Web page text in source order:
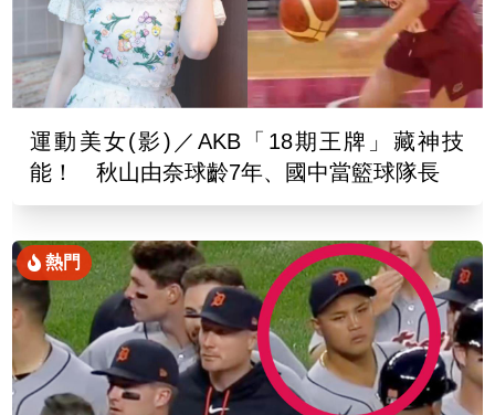
運動美女(影)／AKB「18期王牌」藏神技
能！ 秋山由奈球齡7年、國中當籃球隊長
熱門